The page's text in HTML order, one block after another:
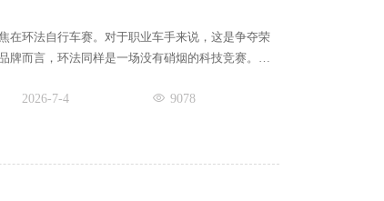
在环法自行车赛。对于职业车手来说，这是争夺荣
牌而言，环法同样是一场没有硝烟的科技竞赛。从
2026-7-4 9078